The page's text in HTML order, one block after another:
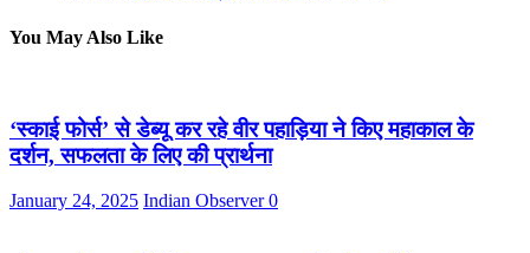
You May Also Like
‘स्काई फोर्स’ से डेब्यू कर रहे वीर पहाड़िया ने किए महाकाल के
दर्शन, सफलता के लिए की प्रार्थना
January 24, 2025 Indian Observer0